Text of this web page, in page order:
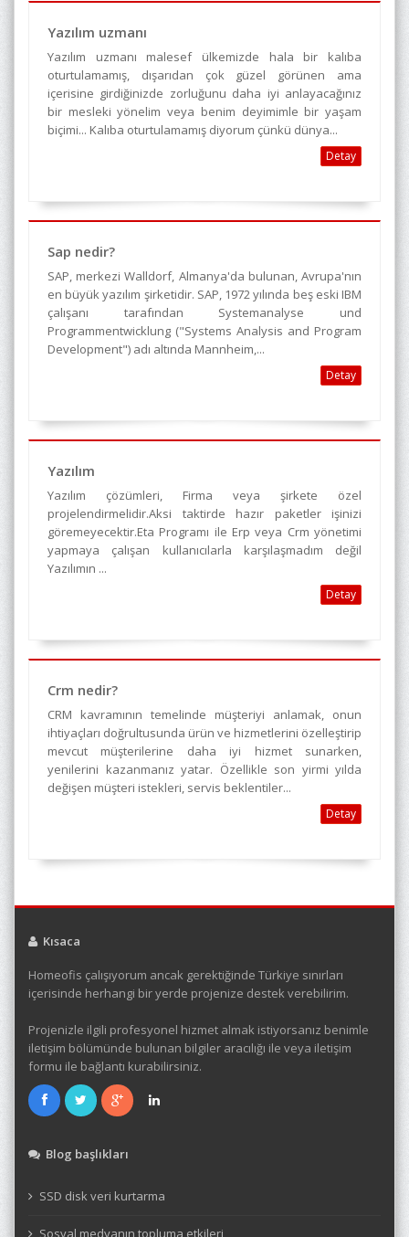
Yazılım uzmanı
Yazılım uzmanı malesef ülkemizde hala bir kalıba
oturtulamamış, dışarıdan çok güzel görünen ama
içerisine girdiğinizde zorluğunu daha iyi anlayacağınız
bir mesleki yönelim veya benim deyimimle bir yaşam
biçimi... Kalıba oturtulamamış diyorum çünkü dünya...
Detay
Sap nedir?
SAP, merkezi Walldorf, Almanya'da bulunan, Avrupa'nın
en büyük yazılım şirketidir. SAP, 1972 yılında beş eski IBM
çalışanı tarafından Systemanalyse und
Programmentwicklung ("Systems Analysis and Program
Development") adı altında Mannheim,...
Detay
Yazılım
Yazılım çözümleri, Firma veya şirkete özel
projelendirmelidir.Aksi taktirde hazır paketler işinizi
göremeyecektir.Eta Programı ile Erp veya Crm yönetimi
yapmaya çalışan kullanıcılarla karşılaşmadım değil
Yazılımın ...
Detay
Crm nedir?
CRM kavramının temelinde müşteriyi anlamak, onun
ihtiyaçları doğrultusunda ürün ve hizmetlerini özelleştirip
mevcut müşterilerine daha iyi hizmet sunarken,
yenilerini kazanmanız yatar. Özellikle son yirmi yılda
değişen müşteri istekleri, servis beklentiler...
Detay
Kısaca
Homeofis çalışıyorum ancak gerektiğinde Türkiye sınırları
içerisinde herhangi bir yerde projenize destek verebilirim.
Projenizle ilgili profesyonel hizmet almak istiyorsanız benimle
iletişim bölümünde bulunan bilgiler aracılığı ile veya iletişim
formu ile bağlantı kurabilirsiniz.
Blog başlıkları
SSD disk veri kurtarma
Sosyal medyanın topluma etkileri